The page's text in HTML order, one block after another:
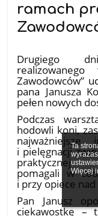
Ta
Więcej
ramach
Drugiego
Zawodowców”
pana Janusza
pełen nowych
Podczas
hodowli koni,
najważniejsze
i pielęgnacji
praktycznej –
pomagali w
i przy opiece
Pan Janusz
ciekawostkę –